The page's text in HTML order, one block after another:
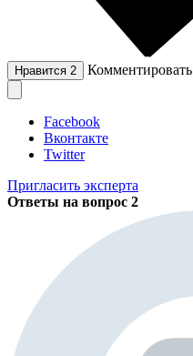
Нравится 2 Комментировать
Facebook
Вконтакте
Twitter
Пригласить эксперта
Ответы на вопрос 2